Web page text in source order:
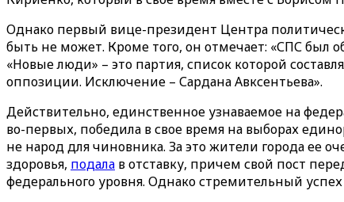
Однако первый вице-президент Центра
быть не может. Кроме того, он отмечает: «СПС был
«Новые люди» – это партия, список которой
оппозиции. Исключение – Сардана Авксентьева».
Действительно, единственное узнаваемое на
во-первых, победила в свое время на выборах
не народ для чиновника. За это жители города ее
здоровья, подала в отставку, причем свой пост
федерального уровня. Однако стремительный